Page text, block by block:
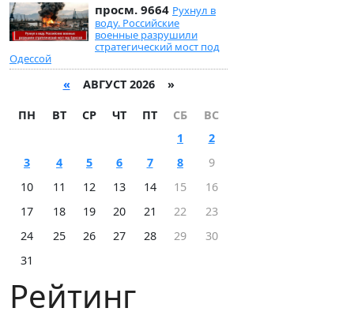
просм. 9664 Рухнул в
воду. Российские
военные разрушили
стратегический мост под
Одессой
« АВГУСТ 2026 »
ПН ВТ СР ЧТ ПТ СБ
ВС
1
2
3
4 5 6 7 8
9
10
11 12 13 14 15
16
17
18 19 20 21 22
23
24
25 26 27 28 29
30
31
Рейтинг